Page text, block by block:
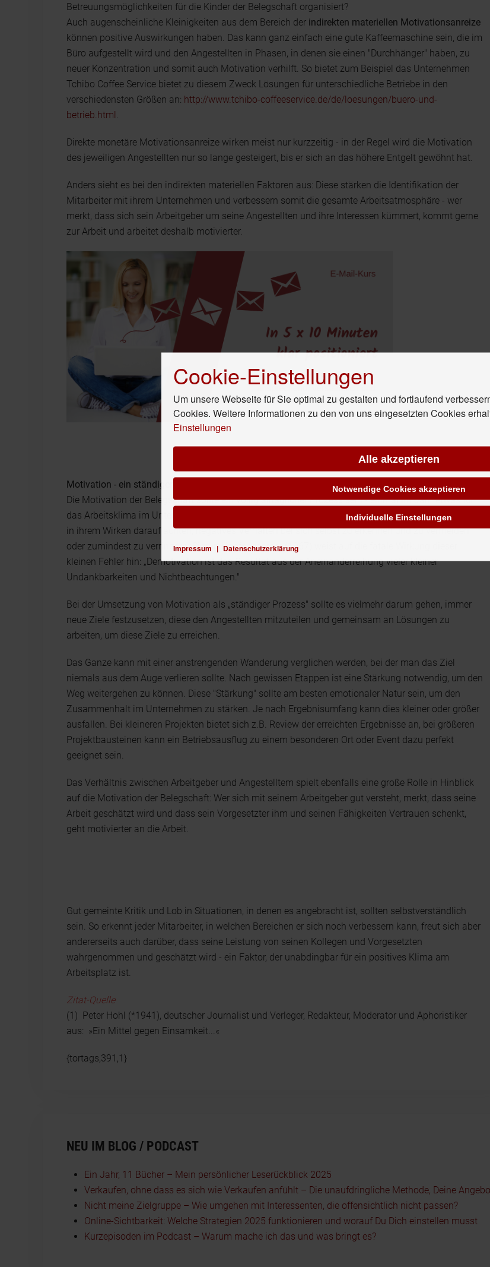
Betreuungsmöglichkeiten für die Kinder der Belegschaft organisiert?
Auch augenscheinliche Kleinigkeiten aus dem Bereich der indirekten materiellen Motivationsanreize
können positive Auswirkungen haben. Das kann ganz einfach eine gute Kaffeemaschine sein, die im
Büro aufgestellt wird und den Angestellten in Phasen, in denen sie einen "Durchhänger" haben, zu
neuer Konzentration und somit auch Motivation verhilft. So bietet zum Beispiel das Unternehmen
Tchibo Coffee Service bietet zu diesem Zweck Lösungen für unterschiedliche Betriebe in den
verschiedensten Größen an: http://www.tchibo-coffeeservice.de/de/loesungen/buero-und-
betrieb.html.
Direkte monetäre Motivationsanreize wirken meist nur kurzzeitig - in der Regel wird die Motivation
des jeweiligen Angestellten nur so lange gesteigert, bis er sich an das höhere Entgelt gewöhnt hat.
Anders sieht es bei den indirekten materiellen Faktoren aus: Diese stärken die Identifikation der
Mitarbeiter mit ihrem Unternehmen und verbessern somit die gesamte Arbeitsatmosphäre - wer
merkt, dass sich sein Arbeitgeber um seine Angestellten und ihre Interessen kümmert, kommt gerne
zur Arbeit und arbeitet deshalb motivierter.
Motivation - ein ständiger Prozess
Die Motivation der Belegschaft sollte ein völlig alltäglicher Prozess sein - einmal im Jahr etwas für
das Arbeitsklima im Unternehmen zu tun, reicht
aus. Dies bedeutet auch, dass Führungskräfte
in ihrem Wirken darauf achten, negatives Verhalten bei sich selbst zu erkennen und zu vermeiden
oder zumindest zu verringern. Sigrun Hopfensperger (1967) weist auf die fatale Wirkung dieser
kleinen Fehler hin: „Demotivation ist das Resultat aus der Aneinanderreihung vieler kleiner
Undankbarkeiten und Nichtbeachtungen."
Bei der Umsetzung von Motivation als „ständiger Prozess" sollte es vielmehr darum gehen, immer
neue Ziele festzusetzen, diese den Angestellten mitzuteilen und gemeinsam an Lösungen zu
arbeiten, um diese Ziele zu erreichen.
Das Ganze kann mit einer anstrengenden Wanderung verglichen werden, bei der man das Ziel
niemals aus dem Auge verlieren sollte. Nach gewissen Etappen ist eine Stärkung notwendig, um den
Weg weitergehen zu können. Diese "Stärkung" sollte am besten emotionaler Natur sein, um den
Zusammenhalt im Unternehmen zu stärken. Je nach Ergebnisumfang kann dies kleiner oder größer
ausfallen. Bei kleineren Projekten bietet sich z.B. Review der erreichten Ergebnisse an, bei größeren
Projektbausteinen kann ein Betriebsausflug zu einem besonderen Ort oder Event dazu perfekt
geeignet sein.
Das Verhältnis zwischen Arbeitgeber und Angestelltem spielt ebenfalls eine große Rolle in Hinblick
auf die Motivation der Belegschaft: Wer sich mit seinem Arbeitgeber gut versteht, merkt, dass seine
Arbeit geschätzt wird und dass sein Vorgesetzter ihm und seinen Fähigkeiten Vertrauen schenkt,
geht motivierter an die Arbeit.
Gut gemeinte Kritik und Lob in Situationen, in denen es angebracht ist, sollten selbstverständlich
sein. So erkennt jeder Mitarbeiter, in welchen Bereichen er sich noch verbessern kann, freut sich aber
andererseits auch darüber, dass seine Leistung von seinen Kollegen und Vorgesetzten
wahrgenommen und geschätzt wird - ein Faktor, der unabdingbar für ein positives Klima am
Arbeitsplatz ist.
Zitat-Quelle
(1) Peter Hohl (*1941), deutscher Journalist und Verleger, Redakteur, Moderator und Aphoristiker
aus: »Ein Mittel gegen Einsamkeit...«
{tortags,391,1}
NEU IM BLOG / PODCAST
Ein Jahr, 11 Bücher – Mein persönlicher Leserückblick 2025
Verkaufen, ohne dass es sich wie Verkaufen anfühlt – Die unaufdringliche Methode, Deine
Nicht meine Zielgruppe – Wie umgehen mit Interessenten, die offensichtlich nicht passen?
Online-Sichtbarkeit: Welche Strategien 2025 funktionieren und worauf Du Dich einstellen musst
Kurzepisoden im Podcast – Warum mache ich das und was bringt es?
Cookie-Einstellungen
Um unsere Webseite für Sie optimal zu gestalten und fortlaufend
Cookies. Weitere Informationen zu den von uns eingesetzten Cookies
Einstellungen
Alle akzeptieren
Notwendige Cookies akzeptieren
Impressum | Datenschutzerklärung
Individuelle Einstellungen